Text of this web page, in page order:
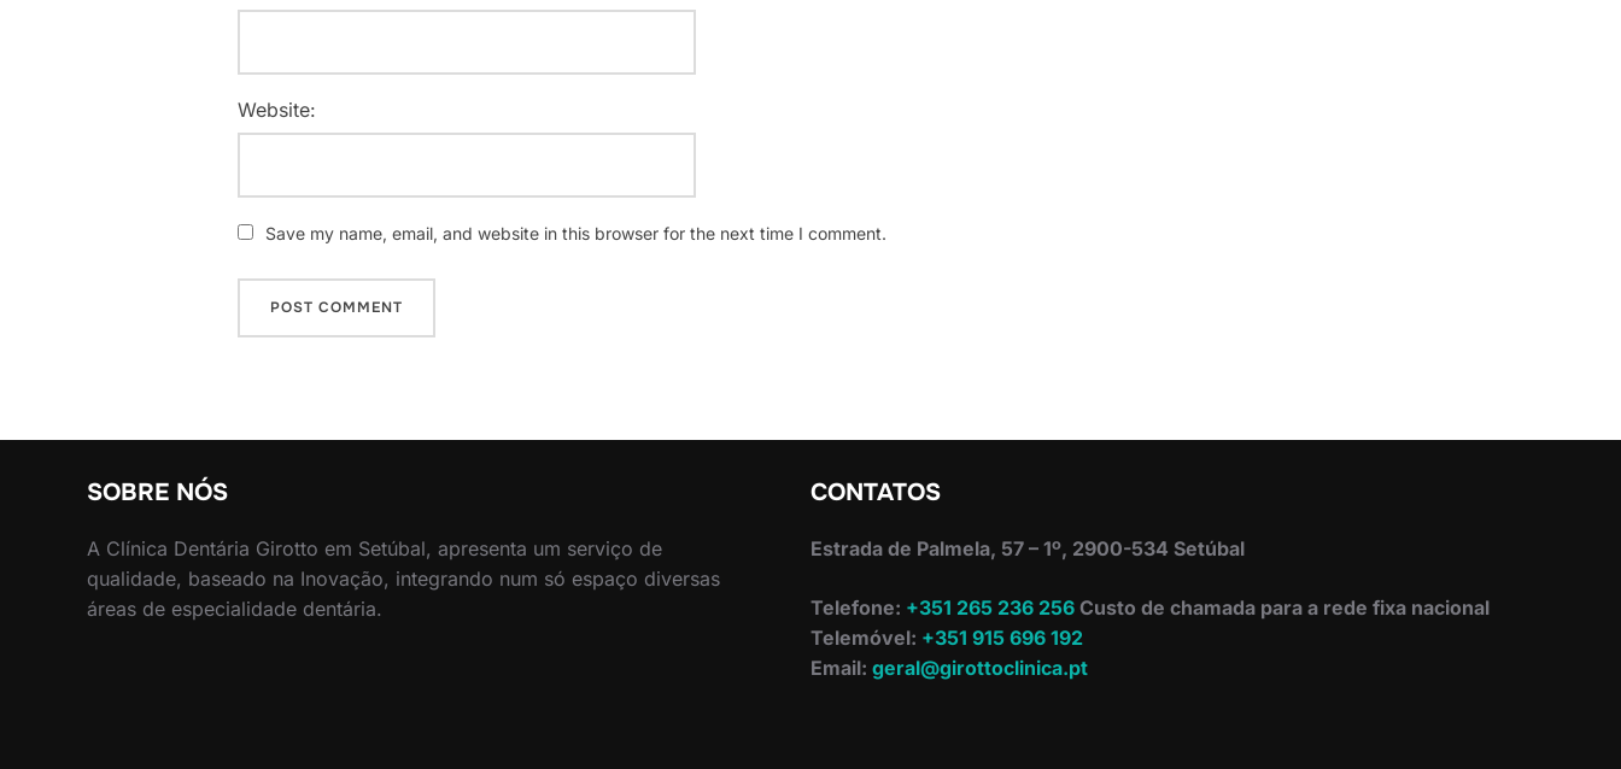
Website:
Save my name, email, and website in this browser for the next time I comment.
SOBRE NÓS
A Clínica Dentária Girotto em Setúbal, apresenta um serviço de
qualidade, baseado na Inovação, integrando num só espaço diversas
áreas de especialidade dentária.
CONTATOS
Estrada de Palmela, 57 – 1º, 2900-534 Setúbal
Telefone: +351 265 236 256 Custo de chamada para a rede fixa nacional
Telemóvel: +351 915 696 192
Email: geral@girottoclinica.pt